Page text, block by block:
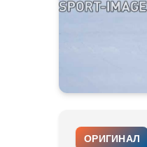
ОРИГИНАЛ